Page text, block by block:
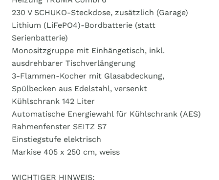
230 V SCHUKO-Steckdose, zusätzlich (Garage)
Lithium (LiFePO4)-Bordbatterie (statt
Serienbatterie)
Monositzgruppe mit Einhängetisch, inkl.
ausdrehbarer Tischverlängerung
3-Flammen-Kocher mit Glasabdeckung,
Spülbecken aus Edelstahl, versenkt
Kühlschrank 142 Liter
Automatische Energiewahl für Kühlschrank (AES)
Rahmenfenster SEITZ S7
Einstiegstufe elektrisch
Markise 405 x 250 cm, weiss
WICHTIGER HINWEIS: